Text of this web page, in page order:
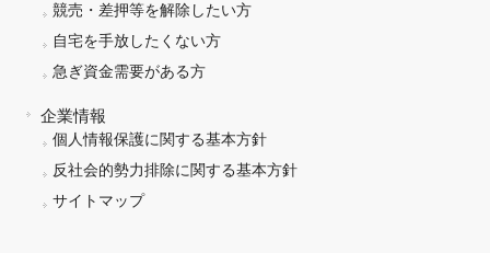
競売・差押等を解除したい方
自宅を手放したくない方
急ぎ資金需要がある方
企業情報
個人情報保護に関する基本方針
反社会的勢力排除に関する基本方針
サイトマップ